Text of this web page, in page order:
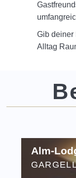
Gib deiner
Alltag
Alm-